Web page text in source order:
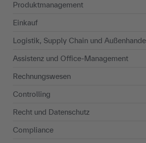
Produktmanagement
Einkauf
Logistik, Supply Chain und
Assistenz und Office-Management
Rechnungswesen
Controlling
Recht und Datenschutz
Compliance